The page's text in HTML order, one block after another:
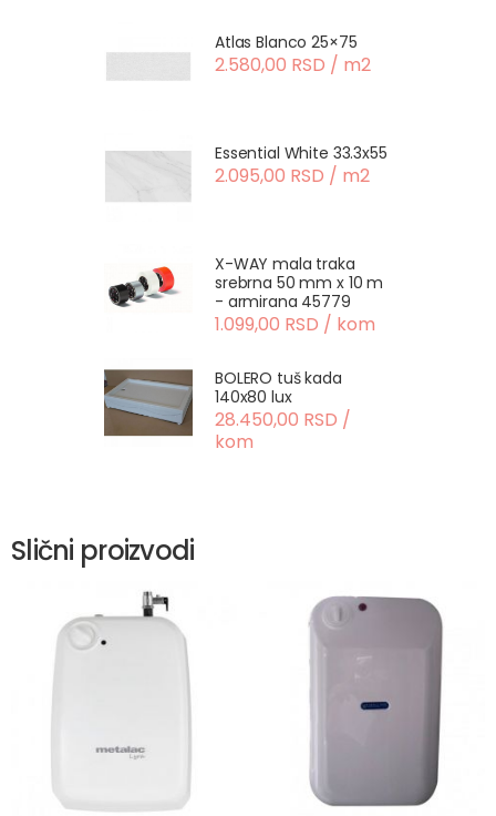
Atlas Blanco 25×75
2.580,00 RSD / m2
Essential White 33.3x55
2.095,00 RSD / m2
X-WAY mala traka
srebrna 50 mm x 10 m
- armirana 45779
1.099,00 RSD / kom
BOLERO tuš kada
140x80 lux
28.450,00 RSD /
kom
Slični proizvodi